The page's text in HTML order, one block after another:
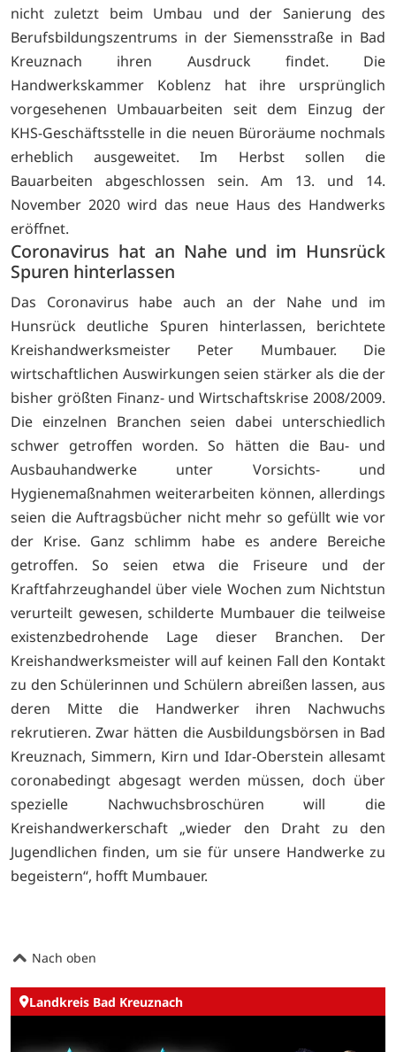
nicht zuletzt beim Umbau und der Sanierung des
Berufsbildungszentrums in der Siemensstraße in Bad
Kreuznach ihren Ausdruck findet. Die
Handwerkskammer Koblenz hat ihre ursprünglich
vorgesehenen Umbauarbeiten seit dem Einzug der
KHS-Geschäftsstelle in die neuen Büroräume nochmals
erheblich ausgeweitet. Im Herbst sollen die
Bauarbeiten abgeschlossen sein. Am 13. und 14.
November 2020 wird das neue Haus des Handwerks
eröffnet.
Coronavirus hat an Nahe und im Hunsrück
Spuren hinterlassen
Das Coronavirus habe auch an der Nahe und im
Hunsrück deutliche Spuren hinterlassen, berichtete
Kreishandwerksmeister Peter Mumbauer. Die
wirtschaftlichen Auswirkungen seien stärker als die der
bisher größten Finanz- und Wirtschaftskrise 2008/2009.
Die einzelnen Branchen seien dabei unterschiedlich
schwer getroffen worden. So hätten die Bau- und
Ausbauhandwerke unter Vorsichts- und
Hygienemaßnahmen weiterarbeiten können, allerdings
seien die Auftragsbücher nicht mehr so gefüllt wie vor
der Krise. Ganz schlimm habe es andere Bereiche
getroffen. So seien etwa die Friseure und der
Kraftfahrzeughandel über viele Wochen zum Nichtstun
verurteilt gewesen, schilderte Mumbauer die teilweise
existenzbedrohende Lage dieser Branchen. Der
Kreishandwerksmeister will auf keinen Fall den Kontakt
zu den Schülerinnen und Schülern abreißen lassen, aus
deren Mitte die Handwerker ihren Nachwuchs
rekrutieren. Zwar hätten die Ausbildungsbörsen in Bad
Kreuznach, Simmern, Kirn und Idar-Oberstein allesamt
coronabedingt abgesagt werden müssen, doch über
spezielle Nachwuchsbroschüren will die
Kreishandwerkerschaft „wieder den Draht zu den
Jugendlichen finden, um sie für unsere Handwerke zu
begeistern“, hofft Mumbauer.
Nach oben
Landkreis Bad Kreuznach